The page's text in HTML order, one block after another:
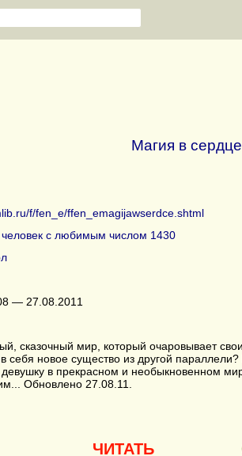
Магия в
f/fen_e/ffen_emagijawserdce.shtml
с любимым числом 1430
— 27.08.2011
сказочный мир, который очаровывает
в себя новое существо из другой
в прекрасном и необыкновенном
Обновлено 27.08.11.
ЧИТАТЬ